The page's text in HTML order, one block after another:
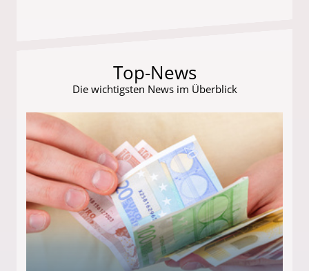
Top-News
Die wichtigsten News im Überblick